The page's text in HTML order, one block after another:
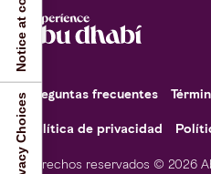
Preguntas frecuentes
Política de privacidad
Derechos reservados © 2026